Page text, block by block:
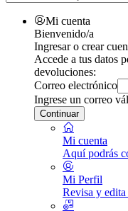
Mi cuenta
Bienvenido/a
Ingresar o crear
Accede a tus datos
devoluciones:
Correo electrónico
Ingrese un correo
Continuar
Mi cuenta
Aquí podrás
Mi Perfil
Revisa y edita